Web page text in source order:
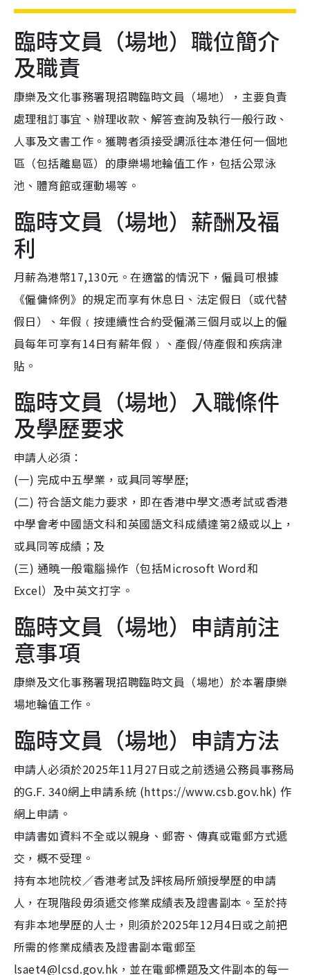
臨時文員（場地）職位簡介
及職責
康樂及文化事務署現招聘臨時文員（場地），主要負責
處理租訂事宜、辦理收款、解答查詢及執行一般行政、
人事及文書工作。獲聘者須接受調派往本港任何一個地
區（包括離島區）的康樂場地輪值工作，包括公眾泳
池、體育館或運動場等。
臨時文員（場地）薪酬及福
利
月薪為港幣17,130元。在適當的情況下，僱員可根據
《僱傭條例》的規定而享有休息日、法定假日（或代替
假日）、年假﹙按連續性合約受僱滿三個月或以上的僱
員每年可享有14日有薪年假﹚、產假/侍產假和疾病津
貼。
臨時文員（場地）入職條件
及學歷要求
申請人必須：
(一) 完成中五學業，或具同等學歷;
(二) 符合語文能力要求，即在香港中學文憑考試或香港
中學會考中國語文科和英國語文科成績達第2級或以上，
或具同等成績；及
(三) 通曉一般電腦操作（包括Microsoft Word和
Excel）及中英文打字。
臨時文員（場地）申請前注
意事項
康樂及文化事務署現招聘臨時文員（場地）於本署康樂
場地輪值工作。
臨時文員（場地）申請方法
申請人必須於2025年11月27日或之前透過公務員事務局
的G.F. 340網上申請系統 (https://www.csb.gov.hk) 作
網上申請。
申請書如資料不全或以親身、郵寄、傳真或電郵方式遞
交，概不受理。
持有本地院校／香港考試及評核局所頒授學歷的申請
人，在現階段毋須遞交修業成績表及證書副本。至於持
有非本地學歷的人士，則須於2025年12月4日或之前把
所需的修業成績表及證書副本電郵至
lsaet4@lcsd.gov.hk，並在電郵標題及文件副本的每一